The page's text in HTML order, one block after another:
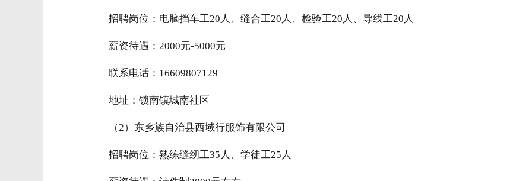
招聘岗位：电脑挡车工20人、缝合工20人、检验工20人、导线工20人
薪资待遇：2000元-5000元
联系电话：16609807129
地址：锁南镇城南社区
（2）东乡族自治县西域行服饰有限公司
招聘岗位：熟练缝纫工35人、学徒工25人